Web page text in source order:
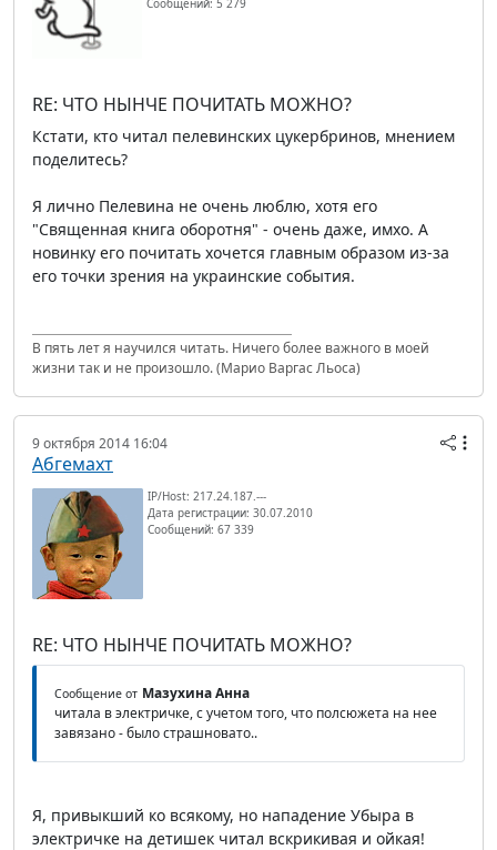
RE: ЧТО НЫНЧЕ ПОЧИТАТЬ МОЖНО?
Кстати, кто читал пелевинских цукербринов, мнением
поделитесь?
Я лично Пелевина не очень люблю, хотя его
"Священная книга оборотня" - очень даже, имхо. А
новинку его почитать хочется главным образом из-за
его точки зрения на украинские события.
В пять лет я научился читать. Ничего более важного в моей
жизни так и не произошло. (Марио Варгас Льоса)
9 октября 2014 16:04
Абгемахт
IP/Host: 217.24.187.---
Дата регистрации: 30.07.2010
Сообщений: 67 339
RE: ЧТО НЫНЧЕ ПОЧИТАТЬ МОЖНО?
Сообщение от Мазухина Анна
читала в электричке, с учетом того, что полсюжета на нее
завязано - было страшновато..
Я, привыкший ко всякому, но нападение Убыра в
электричке на детишек читал вскрикивая и ойкая!